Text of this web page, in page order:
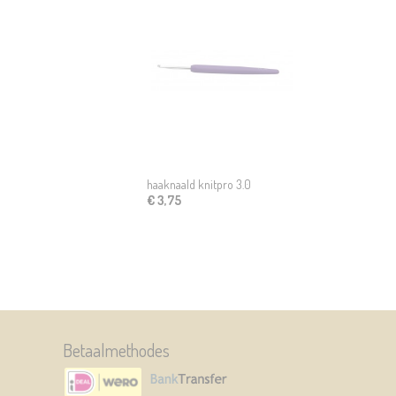
haaknaald knitpro 3.0
€ 3,75
Betaalmethodes